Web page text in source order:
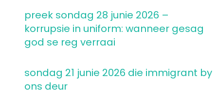
preek sondag 28 junie 2026 –
korrupsie in uniform: wanneer gesag
god se reg verraai
sondag 21 junie 2026 die immigrant by
ons deur